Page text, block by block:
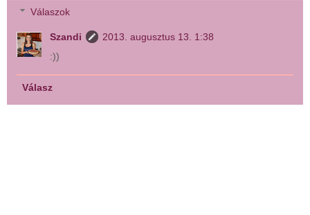
Válaszok
Szandi
2013. augusztus 13. 1:38
:))
Válasz